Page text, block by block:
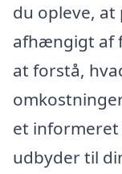
du opleve, at
afhængigt af
at forstå,
et informeret
udbyder til